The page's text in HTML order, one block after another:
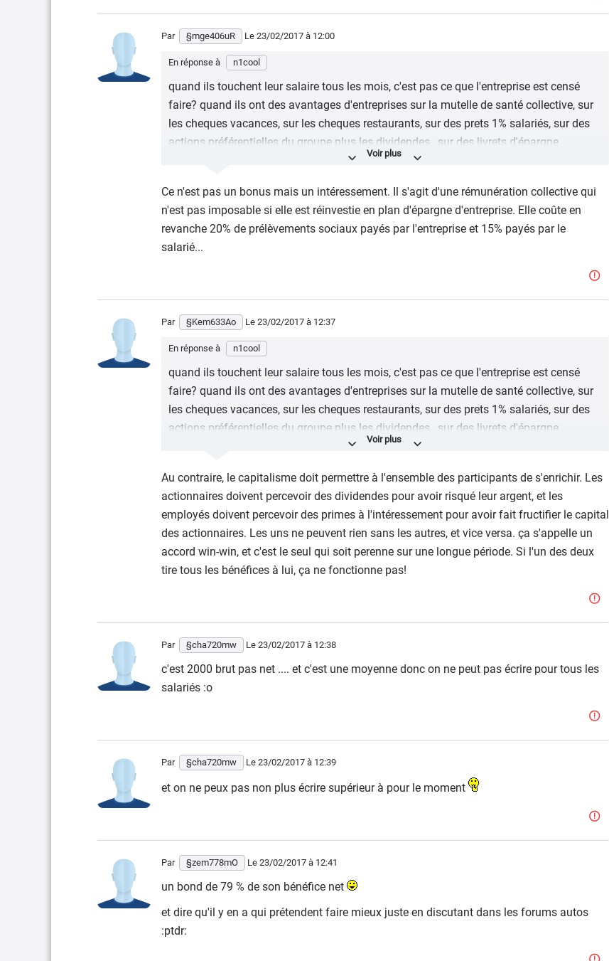
par mois depuis 5 ans, et leur deux semaines de congés obligées par FCA, elles sont
payés 60% moins cheres.
Par §mge406uR Le 23/02/2017 à 12:00
En réponse à n1cool
quand ils touchent leur salaire tous les mois, c'est pas ce que l'entreprise est censé
faire? quand ils ont des avantages d'entreprises sur la mutelle de santé collective, sur
les cheques vacances, sur les cheques restaurants, sur des prets 1% salariés, sur des
actions préférentielles du groupe plus les dividendes , sur des livrets d'épargne
Tu crois que l'entreprise n'aide deja pas assez ses salariés sans qu'elle aie besoin en
plus d'octroyer 2000 euros de bonus ?
C'est fou comme en France, tous les acquis sociaux sont vus comme s'ils n'existaient
pas à partir du moment où ils ont été obtenu !
par mois depuis 5 ans, et leur deux semaines de congés obligées par FCA, elles sont
payés 60% moins cheres.
Ce n'est pas un bonus mais un intéressement. Il s'agit d'une rémunération collective qui
n'est pas imposable si elle est réinvestie en plan d'épargne d'entreprise. Elle coûte en
revanche 20% de prélèvements sociaux payés par l'entreprise et 15% payés par le
salarié...
Par §Kem633Ao Le 23/02/2017 à 12:37
En réponse à n1cool
quand ils touchent leur salaire tous les mois, c'est pas ce que l'entreprise est censé
faire? quand ils ont des avantages d'entreprises sur la mutelle de santé collective, sur
les cheques vacances, sur les cheques restaurants, sur des prets 1% salariés, sur des
actions préférentielles du groupe plus les dividendes , sur des livrets d'épargne
Tu crois que l'entreprise n'aide deja pas assez ses salariés sans qu'elle aie besoin en
plus d'octroyer 2000 euros de bonus ?
C'est fou comme en France, tous les acquis sociaux sont vus comme s'ils n'existaient
pas à partir du moment où ils ont été obtenu !
Va bosser à l'étranger, je parle pas d'Afrique, de Chine ou d'Europe de l'Est. Va rien
qu'en Italie, les salariés de FCA ont quasi rien en plus de travailler que deux semaines
Au contraire, le capitalisme doit permettre à l'ensemble des participants de s'enrichir. Les
actionnaires doivent percevoir des dividendes pour avoir risqué leur argent, et les
employés doivent percevoir des primes à l'intéressement pour avoir fait fructifier le capital
des actionnaires. Les uns ne peuvent rien sans les autres, et vice versa. ça s'appelle un
accord win-win, et c'est le seul qui soit perenne sur une longue période. Si l'un des deux
tire tous les bénéfices à lui, ça ne fonctionne pas!
Par §cha720mw Le 23/02/2017 à 12:38
c'est 2000 brut pas net .... et c'est une moyenne donc on ne peut pas écrire pour tous les
salariés :o
Par §cha720mw Le 23/02/2017 à 12:39
et on ne peux pas non plus écrire supérieur à pour le moment
Par §zem778mO Le 23/02/2017 à 12:41
un bond de 79 % de son bénéfice net
et dire qu'il y en a qui prétendent faire mieux juste en discutant dans les forums autos
:ptdr: